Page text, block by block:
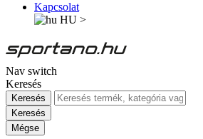
Kapcsolat
HU >
Nav switch
Keresés
Keresés
Keresés
Mégse